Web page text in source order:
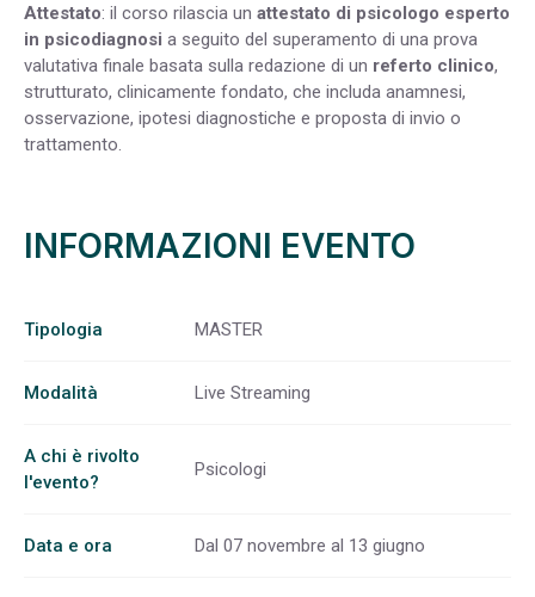
Attestato: il corso rilascia un attestato di psicologo esperto
in psicodiagnosi a seguito del superamento di una prova
valutativa finale basata sulla redazione di un referto clinico,
strutturato, clinicamente fondato, che includa anamnesi,
osservazione, ipotesi diagnostiche e proposta di invio o
trattamento.
INFORMAZIONI EVENTO
Tipologia MASTER
Modalità Live Streaming
A chi è rivolto
l'evento?
Psicologi
Data e ora Dal 07 novembre al 13 giugno